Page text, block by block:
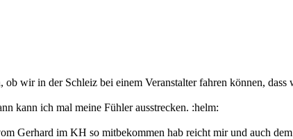
wir in der Schleiz bei einem Veranstalter fahren können,
kann ich mal meine Fühler ausstrecken. :helm:
Gerhard im KH so mitbekommen hab reicht mir und auch